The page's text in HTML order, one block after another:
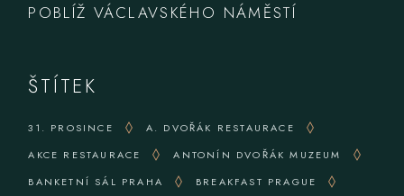
POBLÍŽ VÁCLAVSKÉHO NÁMĚSTÍ
ŠTÍTEK
31. PROSINCE
A. DVOŘÁK RESTAURACE
AKCE RESTAURACE
ANTONÍN DVOŘÁK MUZEUM
BANKETNÍ SÁL PRAHA
BREAKFAST PRAGUE